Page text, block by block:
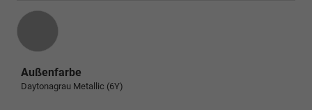
Außenfarbe
Daytonagrau Metallic (6Y)